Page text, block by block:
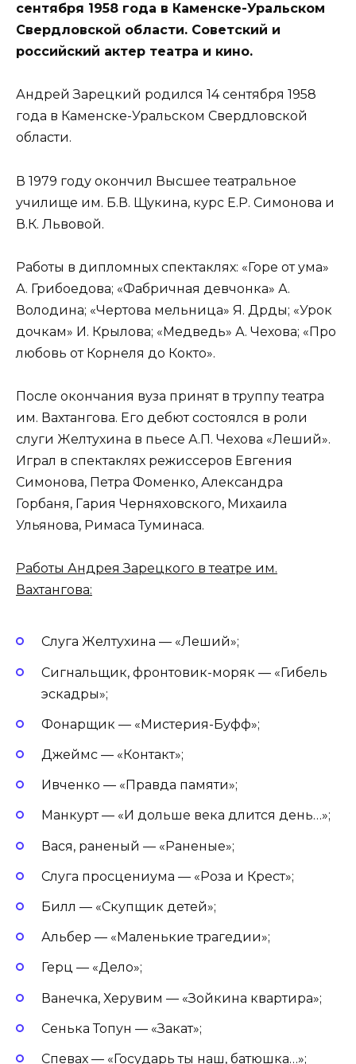
сентября 1958 года в Каменске-Уральском
Свердловской области. Советский и
российский актер театра и кино.
Андрей Зарецкий родился 14 сентября 1958
года в Каменске-Уральском Свердловской
области.
В 1979 году окончил Высшее театральное
училище им. Б.В. Щукина, курс Е.Р. Симонова и
В.К. Львовой.
Работы в дипломных спектаклях: «Горе от ума»
А. Грибоедова; «Фабричная девчонка» А.
Володина; «Чертова мельница» Я. Дрды; «Урок
дочкам» И. Крылова; «Медведь» А. Чехова; «Про
любовь от Корнеля до Кокто».
После окончания вуза принят в труппу театра
им. Вахтангова. Его дебют состоялся в роли
слуги Желтухина в пьесе А.П. Чехова «Леший».
Играл в спектаклях режиссеров Евгения
Симонова, Петра Фоменко, Александра
Горбаня, Гария Черняховского, Михаила
Ульянова, Римаса Туминаса.
Работы Андрея Зарецкого в театре им.
Вахтангова:
Слуга Желтухина — «Леший»;
Сигнальщик, фронтовик-моряк — «Гибель
эскадры»;
Фонарщик — «Мистерия-Буфф»;
Джеймс — «Контакт»;
Ивченко — «Правда памяти»;
Манкурт — «И дольше века длится день…»;
Вася, раненый — «Раненые»;
Слуга просцениума — «Роза и Крест»;
Билл — «Скупщик детей»;
Альбер — «Маленькие трагедии»;
Герц — «Дело»;
Ванечка, Херувим — «Зойкина квартира»;
Сенька Топун — «Закат»;
Спевах — «Государь ты наш, батюшка…»;